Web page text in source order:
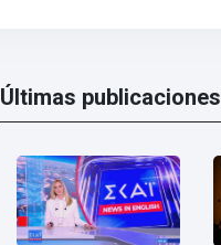
Últimas publicaciones